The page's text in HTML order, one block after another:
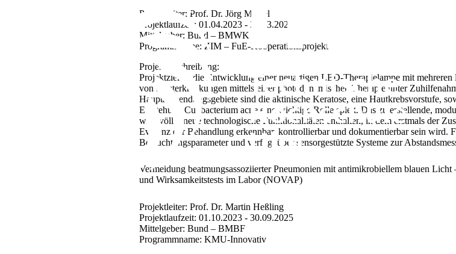
Projektleiter: Prof. Dr. Jörg Moisel
Projektlaufzeit: 01.04.2023 - 31.03.2026
Mittelgeber: Bund – BMWK
Programmname: ZIM – FuE-Kooperationsprojekt
Projektbeschreibung:
Projektziel ist die Entwicklung einer neuartigen LED-Therapielampe mit
von Hauterkrankungen mittels einer photodynamischen Therapie unter
Hauptanwendungsgebiete sind die aktinische Keratose, eine Hautkrebsvorstufe,
Entstehung Cutibacterium acne eine wichtige Rolle spielt. Das zu erstellende,
wird völlig neue technologische Funktionalitäten enthalten, in dem erstmals der
Evidenz der Behandlung erkennbar, kontrollierbar und dokumentierbar sein wird.
Beleuchtungsparameter und verfügt über sensorgestützte Systeme zur
Vermeidung beatmungsassoziierter Pneumonien mit antimikrobiellem blauen
und Wirksamkeitstests im Labor (NOVAP)
Projektleiter: Prof. Dr. Martin Heßling
Projektlaufzeit: 01.10.2023 - 30.09.2025
Mittelgeber: Bund – BMBF
Programmname: KMU-Innovativ